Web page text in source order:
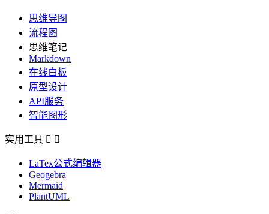
思维导图
流程图
思维笔记
Markdown
在线白板
原型设计
API服务
智能图形
实用工具  
LaTex公式编辑器
Geogebra
Mermaid
PlantUML